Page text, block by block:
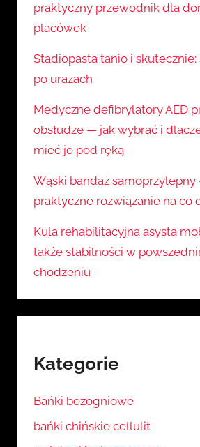
praktyczny przewodnik dla
placówek
Stadiopasta tanio i
po urazach
Medyczne defibrylatory AED
obsłudze — jak wybrać i
mieć je pod ręką
Wąski bandaż
praktyczne rozwiązanie na co
Kula rehabilitacyjna asysta
także stabilności w
chodzeniu
Kategorie
Bańki bezogniowe
bańki chińskie cellulit